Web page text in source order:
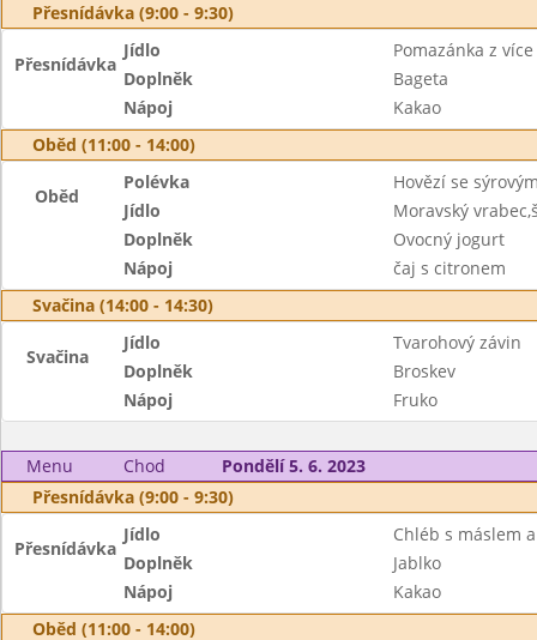
Přesnídávka (9:00 - 9:30)
Přesnídávka
Jídlo
Pomazánka z
Doplněk
Bageta
Nápoj
Kakao
Oběd (11:00 - 14:00)
Oběd
Polévka
Hovězí se
Jídlo
Moravský
Doplněk
Ovocný jogurt
Nápoj
čaj s citronem
Svačina (14:00 - 14:30)
Svačina
Jídlo
Tvarohový závin
Doplněk
Broskev
Nápoj
Fruko
Menu Chod
Pondělí 5. 6. 2023
Přesnídávka (9:00 - 9:30)
Přesnídávka
Jídlo
Chléb s máslem
Doplněk
Jablko
Nápoj
Kakao
Oběd (11:00 - 14:00)